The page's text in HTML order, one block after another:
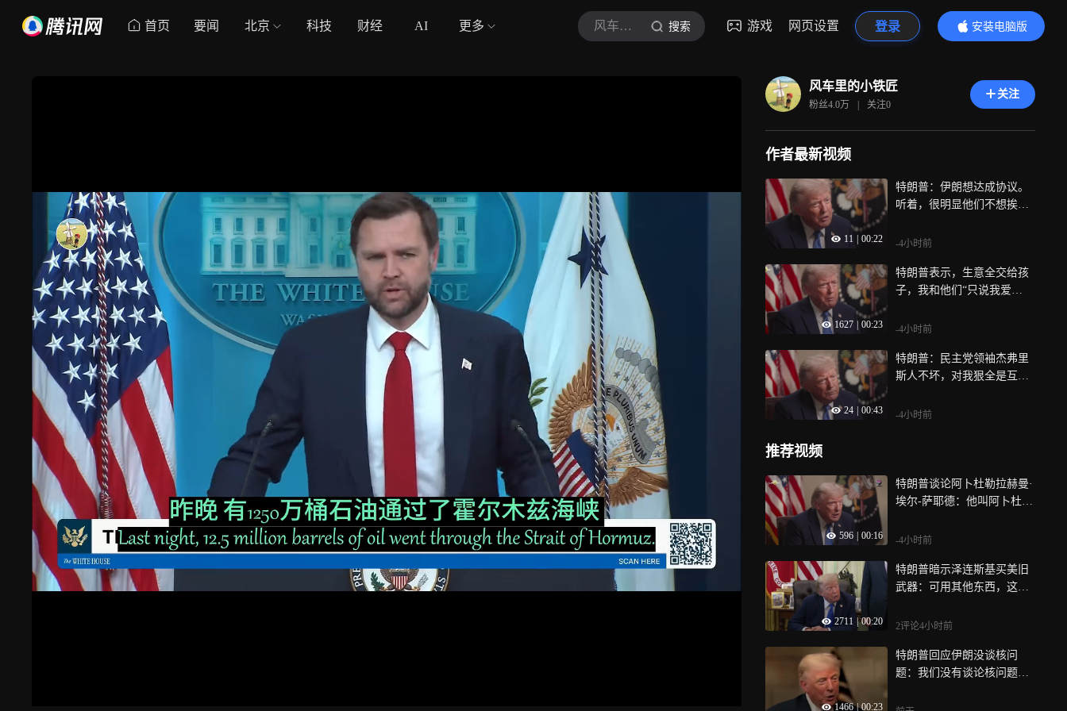
首页 要闻 北京 科技 财经 AI 更多 风车里的小铁匠 搜索 游戏 网页设置 登录
安装电脑版
内容更精彩
风车里的小铁匠
粉丝4.0万 | 关注0
关注
作者最新视频
11 00:22
特朗普：伊朗想达成协议。
听着，很明显他们不想挨
以，我们走着瞧吧
-4小时前
1627 00:23
特朗普表示，生意全交给孩
子，我和他们“只说我爱
-4小时前
24 00:43
特朗普：民主党领袖杰弗里
斯人不坏，对我狠全是互怼
-4小时前
推荐视频
596 00:16
特朗普谈论阿卜杜勒拉赫曼·
埃尔-萨耶德：他叫阿卜杜
面一长串名字
-4小时前
2711 00:20
特朗普暗示泽连斯基买美旧
武器：可用其他东西，这些
效，非要新的？
2评论4小时前
1466 | 00:23
特朗普回应伊朗没谈核问
题：我们没有谈论核问题？
干坐着转指甲玩吗？